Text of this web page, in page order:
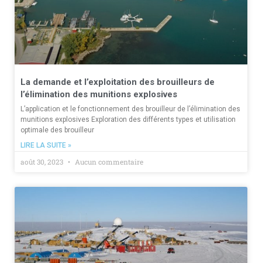
La demande et l’exploitation des brouilleurs de
l’élimination des munitions explosives
L’application et le fonctionnement des brouilleur de l’élimination des
munitions explosives Exploration des différents types et utilisation
optimale des brouilleur
LIRE LA SUITE »
août 30, 2023 Aucun commentaire